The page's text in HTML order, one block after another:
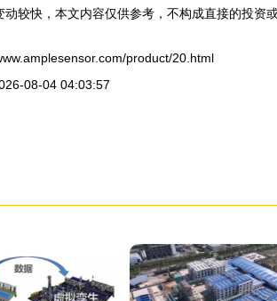
较快，本文内容仅供参考，不构成直接的投资
product/20.html
08-04 04:03:57